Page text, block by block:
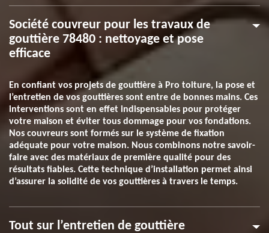
Société couvreur pour les travaux de
gouttière 78480 : nettoyage et pose
efficace
En confiant vos projets de gouttière à Pro toiture, la pose et
l’entretien de vos gouttières sont entre de bonnes mains. Ces
interventions sont en effet indispensables pour protéger
votre maison et éviter tous dommage pour vos fondations.
Nos couvreurs sont formés sur le système de fixation
adéquate pour votre maison. Nous combinons notre savoir-
faire avec des matériaux de première qualité pour des
résultats fiables. Cette technique d’installation permet ainsi
d’assurer la solidité de vos gouttières à travers le temps.
Tout sur l’entretien de gouttière